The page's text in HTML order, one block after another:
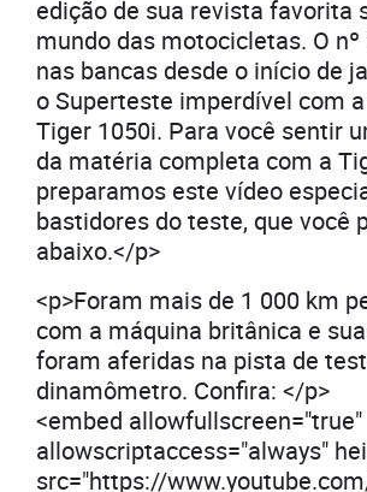
edição de sua revista favorita
mundo das motocicletas. O
nas bancas desde o início de
o Superteste imperdível com
Tiger 1050i. Para você sentir
da matéria completa com a
preparamos este vídeo
bastidores do teste, que você
abaixo.</p>
<p>Foram mais de 1 000 km
com a máquina britânica e
foram aferidas na pista de
dinamômetro. Confira: </p>
<embed allowfullscreen="true"
allowscriptaccess="always"
src="https://